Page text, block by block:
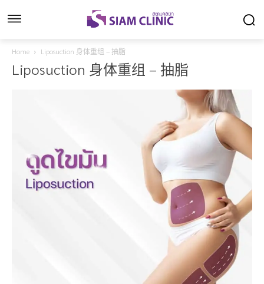
Home Liposuction 身体重组 – 抽脂
Liposuction 身体重组 – 抽脂